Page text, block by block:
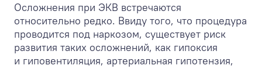
Осложнения при ЭКВ встречаются
относительно редко. Ввиду того, что процедура
проводится под наркозом, существует риск
развития таких осложнений, как гипоксия
и гиповентиляция, артериальная гипотензия,